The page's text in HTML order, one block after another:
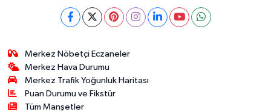
Merkez Nöbetçi Eczaneler
Merkez Hava Durumu
Merkez Trafik Yoğunluk Haritası
Puan Durumu ve Fikstür
Tüm Manşetler